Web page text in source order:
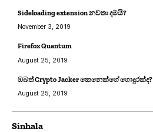
Sideloading extension නවතා දමයි?
November 3, 2019
Firefox Quantum
August 25, 2019
ඔබත් Crypto Jacker කෙනෙක්ගේ ගොදුරක්ද?
August 25, 2019
Sinhala